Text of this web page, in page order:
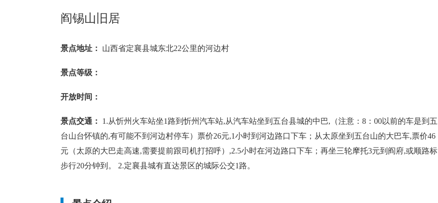
东南风 1级
阎锡山旧居
景点地址： 山西省定襄县城东北22公里的河边村
景点等级：
开放时间：
景点交通： 1.从忻州火车站坐1路到忻州汽车站,从汽车站坐到五台县城的中巴,（注意：8：00以前的车是到五
台山台怀镇的,有可能不到河边村停车）票价26元,1小时到河边路口下车；从太原坐到五台山的大巴车,票价46
元（太原的大巴走高速,需要提前跟司机打招呼）,2.5小时在河边路口下车；再坐三轮摩托3元到阎府,或顺路标
步行20分钟到。 2.定襄县城有直达景区的城际公交1路。